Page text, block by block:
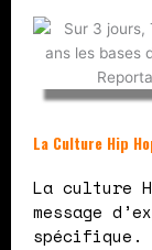
La Culture Hip
La culture
message
spécifique.